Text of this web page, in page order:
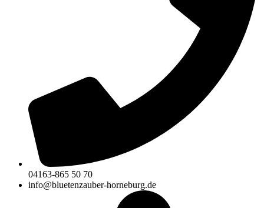
04163-865 50 70
info@bluetenzauber-horneburg.de